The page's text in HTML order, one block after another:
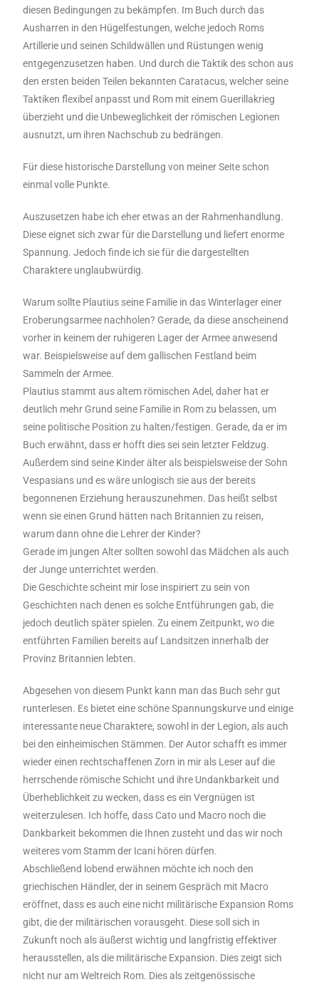
diesen Bedingungen zu bekämpfen. Im Buch durch das
Ausharren in den Hügelfestungen, welche jedoch Roms
Artillerie und seinen Schildwällen und Rüstungen wenig
entgegenzusetzen haben. Und durch die Taktik des schon aus
den ersten beiden Teilen bekannten Caratacus, welcher seine
Taktiken flexibel anpasst und Rom mit einem Guerillakrieg
überzieht und die Unbeweglichkeit der römischen Legionen
ausnutzt, um ihren Nachschub zu bedrängen.
Für diese historische Darstellung von meiner Seite schon
einmal volle Punkte.
Auszusetzen habe ich eher etwas an der Rahmenhandlung.
Diese eignet sich zwar für die Darstellung und liefert enorme
Spannung. Jedoch finde ich sie für die dargestellten
Charaktere unglaubwürdig.
Warum sollte Plautius seine Familie in das Winterlager einer
Eroberungsarmee nachholen? Gerade, da diese anscheinend
vorher in keinem der ruhigeren Lager der Armee anwesend
war. Beispielsweise auf dem gallischen Festland beim
Sammeln der Armee.
Plautius stammt aus altem römischen Adel, daher hat er
deutlich mehr Grund seine Familie in Rom zu belassen, um
seine politische Position zu halten/festigen. Gerade, da er im
Buch erwähnt, dass er hofft dies sei sein letzter Feldzug.
Außerdem sind seine Kinder älter als beispielsweise der Sohn
Vespasians und es wäre unlogisch sie aus der bereits
begonnenen Erziehung herauszunehmen. Das heißt selbst
wenn sie einen Grund hätten nach Britannien zu reisen,
warum dann ohne die Lehrer der Kinder?
Gerade im jungen Alter sollten sowohl das Mädchen als auch
der Junge unterrichtet werden.
Die Geschichte scheint mir lose inspiriert zu sein von
Geschichten nach denen es solche Entführungen gab, die
jedoch deutlich später spielen. Zu einem Zeitpunkt, wo die
entführten Familien bereits auf Landsitzen innerhalb der
Provinz Britannien lebten.
Abgesehen von diesem Punkt kann man das Buch sehr gut
runterlesen. Es bietet eine schöne Spannungskurve und einige
interessante neue Charaktere, sowohl in der Legion, als auch
bei den einheimischen Stämmen. Der Autor schafft es immer
wieder einen rechtschaffenen Zorn in mir als Leser auf die
herrschende römische Schicht und ihre Undankbarkeit und
Überheblichkeit zu wecken, dass es ein Vergnügen ist
weiterzulesen. Ich hoffe, dass Cato und Macro noch die
Dankbarkeit bekommen die Ihnen zusteht und das wir noch
weiteres vom Stamm der Icani hören dürfen.
Abschließend lobend erwähnen möchte ich noch den
griechischen Händler, der in seinem Gespräch mit Macro
eröffnet, dass es auch eine nicht militärische Expansion Roms
gibt, die der militärischen vorausgeht. Diese soll sich in
Zukunft noch als äußerst wichtig und langfristig effektiver
herausstellen, als die militärische Expansion. Dies zeigt sich
nicht nur am Weltreich Rom. Dies als zeitgenössische